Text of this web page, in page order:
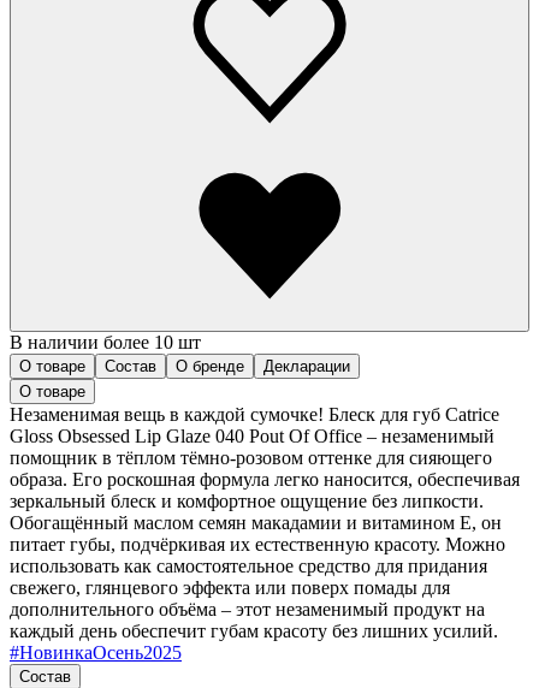
В наличии более 10 шт
О товаре Состав О бренде
Декларации
О товаре
Незаменимая вещь в каждой сумочке! Блеск для губ Catrice
Gloss Obsessed Lip Glaze 040 Pout Of Office – незаменимый
помощник в тёплом тёмно-розовом оттенке для сияющего
образа. Его роскошная формула легко наносится, обеспечивая
зеркальный блеск и комфортное ощущение без липкости.
Обогащённый маслом семян макадамии и витамином Е, он
питает губы, подчёркивая их естественную красоту. Можно
использовать как самостоятельное средство для придания
свежего, глянцевого эффекта или поверх помады для
дополнительного объёма – этот незаменимый продукт на
каждый день обеспечит губам красоту без лишних усилий.
#НовинкаОсень2025
Состав